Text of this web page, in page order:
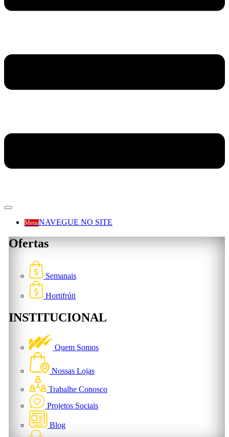
MenuNAVEGUE NO SITE
Ofertas
Semanais
Hortifrúti
INSTITUCIONAL
Quem Somos
Nossas Lojas
Trabalhe Conosco
Projetos Sociais
Blog